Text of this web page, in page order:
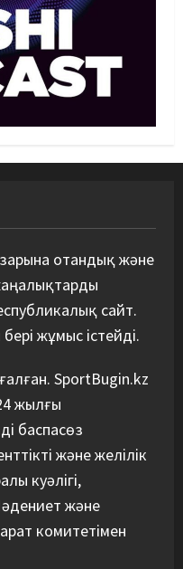
«Челси» сапында
жеңіп алды
MMA жауынгері
отандық және
сайт.
жұмыс істейді.
SportBugin.kz
жылғы
баспасөз
және желілік
куәлігі,
және
комитетімен